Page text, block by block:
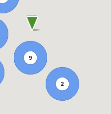
2
9